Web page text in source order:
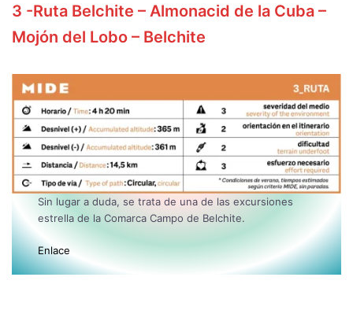
3 -Ruta Belchite – Almonacid de la Cuba –
Mojón del Lobo – Belchite
Sin lugar a duda, se trata de una de las excursiones
estrella de la Comarca Campo de Belchite.
Enlace